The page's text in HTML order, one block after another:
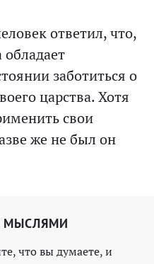
ответил, что,
заботиться о
царства. Хотя
свои
же не был он
МЫСЛЯМИ
что вы думаете, и